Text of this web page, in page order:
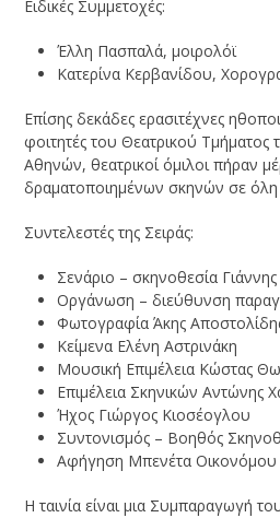
Ειδικές Συμμετοχές:
Έλλη Πασπαλά, μοιρολόϊ
Κατερίνα Κερβανίδου,
Επίσης δεκάδες ερασιτέχνες
φοιτητές του Θεατρικού Τμήματος
Αθηνών, θεατρικοί όμιλοι πήραν
δραματοποιημένων σκηνών σε όλη
Συντελεστές της Σειράς:
Σενάριο – σκηνοθεσία
Οργάνωση – διεύθυνση
Φωτογραφία Άκης
Κείμενα Ελένη Αστρινάκη
Μουσική Επιμέλεια Κώστας
Επιμέλεια Σκηνικών Αντώνης
Ήχος Γιώργος Κιοσέογλου
Συντονισμός – Βοηθός
Αφήγηση Μπενέτα Οικονόμου
Η ταινία είναι μια Συμπαραγωγή